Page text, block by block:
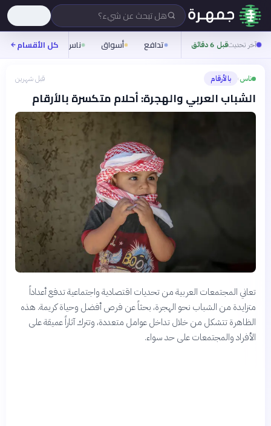
هل تبحث عن شيء؟
آخر تحديثقبل 6 دقائق تدافع أسواق ناس روح
كل الأقسام
ناس› بالأرقام قبل شهرين
الشباب العربي والهجرة: أحلام متكسرة بالأرقام
تعاني المجتمعات العربية من تحديات اقتصادية واجتماعية تدفع أعداداً
متزايدة من الشباب نحو الهجرة، بحثاً عن فرص أفضل وحياة كريمة. هذه
الظاهرة تتشكل من خلال تداخل عوامل متعددة، وتترك آثاراً عميقة على
الأفراد والمجتمعات على حد سواء.